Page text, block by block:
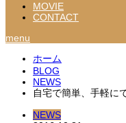
MOVIE
CONTACT
menu
ホーム
BLOG
NEWS
自宅で簡単、手軽に
NEWS